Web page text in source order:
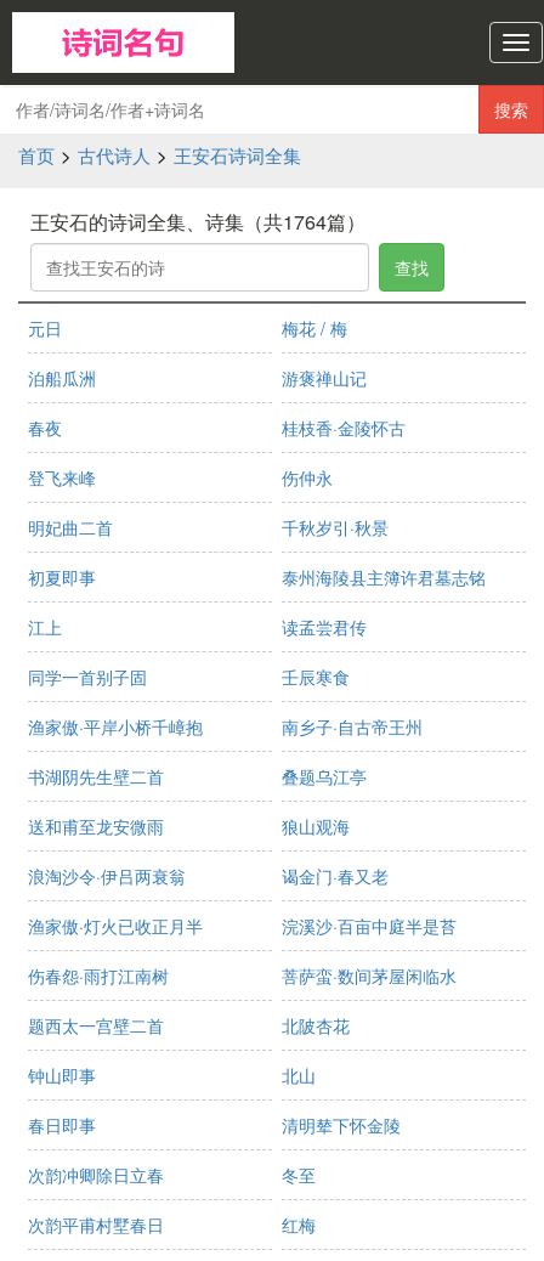
诗
词
名
句
搜索
首页 > 古代诗人 > 王安石诗词全集
王安石的诗词全集、诗集（共1764篇）
查找
元日 梅花 / 梅
泊船瓜洲 游褒禅山记
春夜 桂枝香·金陵怀古
登飞来峰 伤仲永
明妃曲二首 千秋岁引·秋景
初夏即事 泰州海陵县主簿许君墓志铭
江上 读孟尝君传
同学一首别子固 壬辰寒食
渔家傲·平岸小桥千嶂抱 南乡子·自古帝王州
书湖阴先生壁二首 叠题乌江亭
送和甫至龙安微雨 狼山观海
浪淘沙令·伊吕两衰翁 谒金门·春又老
渔家傲·灯火已收正月半 浣溪沙·百亩中庭半是苔
伤春怨·雨打江南树 菩萨蛮·数间茅屋闲临水
题西太一宫壁二首 北陂杏花
钟山即事 北山
春日即事 清明辇下怀金陵
次韵冲卿除日立春 冬至
次韵平甫村墅春日 红梅